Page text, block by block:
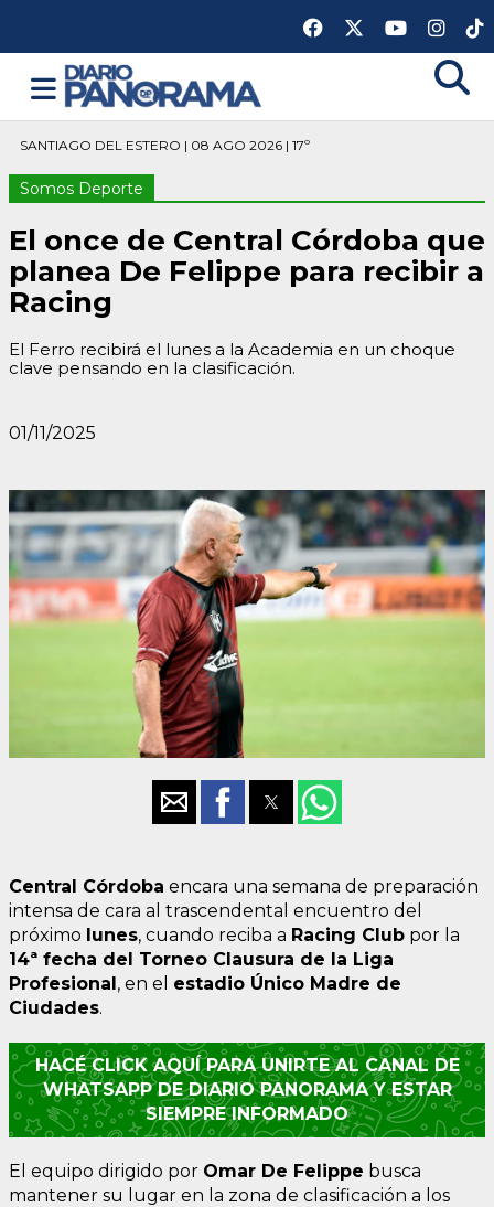
SANTIAGO DEL ESTERO | 08 AGO 2026 | 17º
Somos Deporte
El once de Central Córdoba que
planea De Felippe para recibir a
Racing
El Ferro recibirá el lunes a la Academia en un choque
clave pensando en la clasificación.
01/11/2025
Central Córdoba encara una semana de preparación
intensa de cara al trascendental encuentro del
próximo lunes, cuando reciba a Racing Club por la
14ª fecha del Torneo Clausura de la Liga
Profesional, en el estadio Único Madre de
Ciudades.
HACÉ CLICK AQUÍ PARA UNIRTE AL CANAL DE
WHATSAPP DE DIARIO PANORAMA Y ESTAR
SIEMPRE INFORMADO
El equipo dirigido por Omar De Felippe busca
mantener su lugar en la zona de clasificación a los